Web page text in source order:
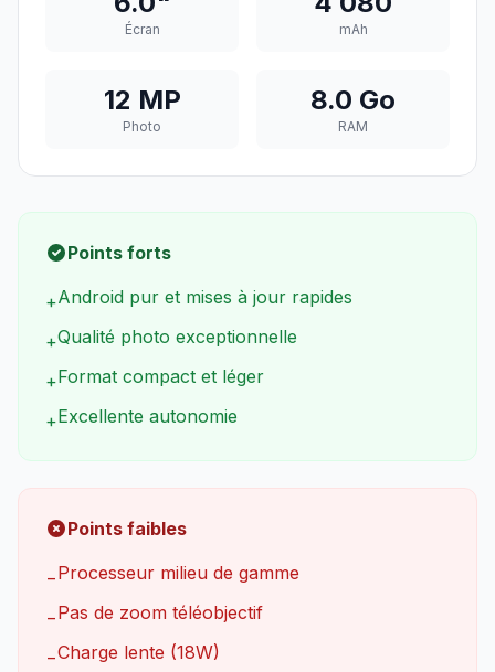
Écran mAh
12 MP
Photo
8.0 Go
RAM
Points forts
+Android pur et mises à jour rapides
+Qualité photo exceptionnelle
+Format compact et léger
+Excellente autonomie
Points faibles
−Processeur milieu de gamme
−Pas de zoom téléobjectif
−Charge lente (18W)